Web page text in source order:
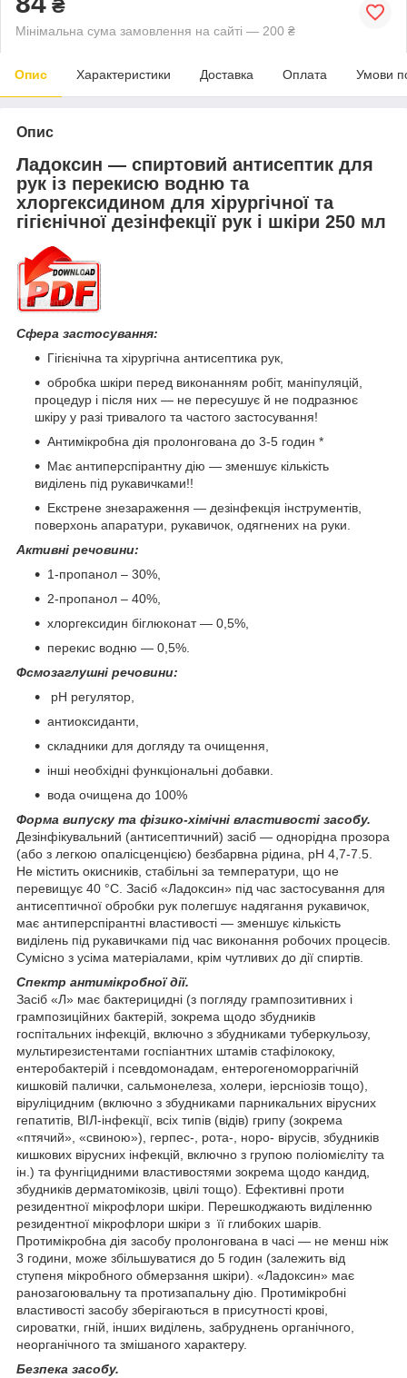
₴
Мінімальна сума замовлення на сайті — 200 ₴
Опис Характеристики Доставка Оплата Умови
Опис
Ладоксин — спиртовий антисептик для
рук із перекисю водню та
хлоргексидином для хірургічної та
гігієнічної дезінфекції рук і шкіри 250 мл
Сфера застосування:
Гігієнічна та хірургічна антисептика рук,
обробка шкіри перед виконанням робіт, маніпуляцій,
процедур і після них — не пересушує й не подразнює
шкіру у разі тривалого та частого застосування!
Антимікробна дія пролонгована до 3-5 годин *
Має антиперспірантну дію — зменшує кількість
виділень під рукавичками!!
Екстрене знезараження — дезінфекція інструментів,
поверхонь апаратури, рукавичок, одягнених на руки.
Активні речовини:
1-пропанол – 30%,
2-пропанол – 40%,
хлоргексидин біглюконат — 0,5%,
перекис водню — 0,5%.
Фсмозаглушні речовини:
рН регулятор,
антиоксиданти,
складники для догляду та очищення,
інші необхідні функціональні добавки.
вода очищена до 100%
Форма випуску та фізико-хімічні властивості засобу.
Дезінфікувальний (антисептичний) засіб — однорідна прозора
(або з легкою опалісценцією) безбарвна рідина, pH 4,7-7.5.
Не містить окисників, стабільні за температури, що не
перевищує 40 °C. Засіб «Ладоксин» під час застосування для
антисептичної обробки рук полегшує надягання рукавичок,
має антиперспірантні властивості — зменшує кількість
виділень під рукавичками під час виконання робочих процесів.
Сумісно з усіма матеріалами, крім чутливих до дії спиртів.
Спектр антимікробної дії.
Засіб «Л» має бактерицидні (з погляду грампозитивних і
грампозиційних бактерій, зокрема щодо збудників
госпітальних інфекцій, включно з збудниками туберкульозу,
мультирезистентами госпіантних штамів стафілококу,
ентеробактерій і псевдомонадам, ентерогеноморрагічній
кишковій палички, сальмонелеза, холери, іерсніозів тощо),
віруліцидним (включно з збудниками парникальних вірусних
гепатитів, ВІЛ-інфекції, всіх типів (відів) грипу (зокрема
«птячий», «свиною»), герпес-, рота-, норо- вірусів, збудників
кишкових вірусних інфекцій, включно з групою поліомієліту та
ін.) та фунгіцидними властивостями зокрема щодо кандид,
збудників дерматомікозів, цвілі тощо). Ефективні проти
резидентної мікрофлори шкіри. Перешкоджають виділенню
резидентної мікрофлори шкіри з її глибоких шарів.
Протимікробна дія засобу пролонгована в часі — не менш ніж
3 години, може збільшуватися до 5 годин (залежить від
ступеня мікробного обмерзання шкіри). «Ладоксин» має
ранозагоювальну та протизапальну дію. Протимікробні
властивості засобу зберігаються в присутності крові,
сироватки, гній, інших виділень, забруднень органічного,
неорганічного та змішаного характеру.
Безпека засобу.